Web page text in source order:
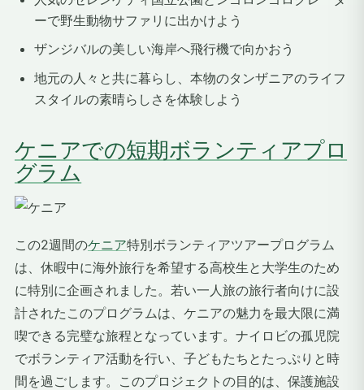
ーで野生動物サファリに出かけよう
ザンジバルの美しい海岸へ飛行機で向かおう
地元の人々と共に暮らし、本物のタンザニアのライフ
スタイルの素晴らしさを体験しよう
ケニアでの短期ボランティアプロ
グラム
この2週間のケニア特別ボランティアツアープログラム
は、休暇中に海外旅行を希望する高校生と大学生のため
に特別に企画されました。若い一人旅の旅行者向けに設
計されたこのプログラムは、ケニアの魅力を最大限に満
喫できる完璧な旅程となっています。ナイロビの孤児院
でボランティア活動を行い、子どもたちとたっぷりと時
間を過ごします。このプロジェクトの目的は、保護施設